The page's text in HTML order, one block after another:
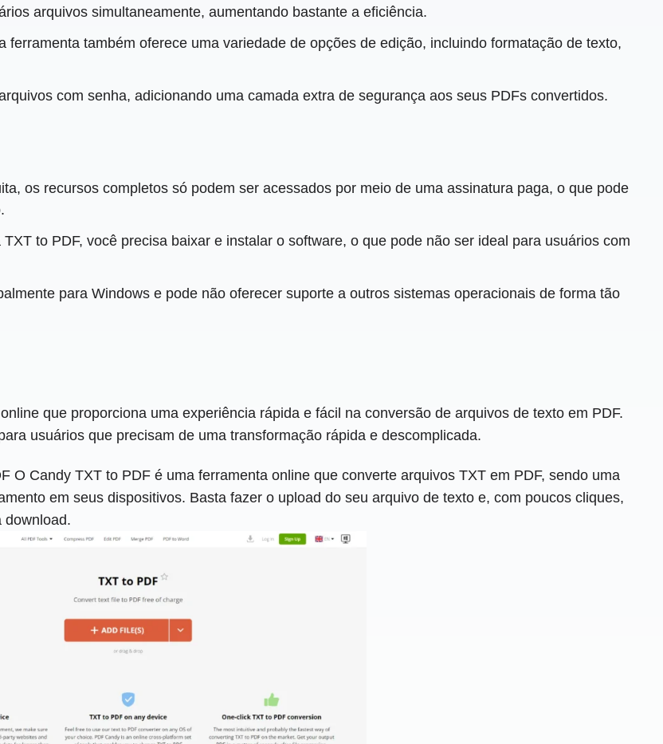
arquivos simultaneamente, aumentando bastante a eficiência.
ferramenta também oferece uma variedade de opções de edição, incluindo formatação de texto,
com senha, adicionando uma camada extra de segurança aos seus PDFs convertidos.
os recursos completos só podem ser acessados ​​por meio de uma assinatura paga, o que pode
to PDF, você precisa baixar e instalar o software, o que pode não ser ideal para usuários com
para Windows e pode não oferecer suporte a outros sistemas operacionais de forma tão
que proporciona uma experiência rápida e fácil na conversão de arquivos de texto em PDF.
usuários que precisam de uma transformação rápida e descomplicada.
O Candy TXT to PDF é uma ferramenta online que converte arquivos TXT em PDF, sendo uma
em seus dispositivos. Basta fazer o upload do seu arquivo de texto e, com poucos cliques,
download.